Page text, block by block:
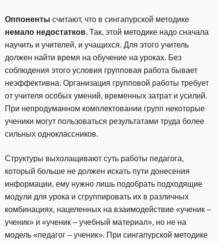
Оппоненты считают, что в сингапурской методике
немало недостатков. Так, этой методике надо сначала
научить и учителей, и учащихся. Для этого учитель
должен найти время на обучение на уроках. Без
соблюдения этого условия групповая работа бывает
неэффективна. Организация групповой работы требует
от учителя особых умений, временных затрат и усилий.
При непродуманном комплектовании групп некоторые
ученики могут пользоваться результатами труда более
сильных одноклассников.
Структуры выхолащивают суть работы педагога,
который больше не должен искать пути донесения
информации, ему нужно лишь подобрать подходящие
модули для урока и сгруппировать их в различных
комбинациях, нацеленных на взаимодействие «ученик –
ученик» и «ученик – учебный материал», но не на
модель «педагог – ученик». При сингапурской методике